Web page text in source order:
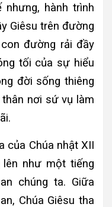
nhưng, hành trình
Giêsu trên đường
đường rải đầy
tối của sự hiểu
đời sống thiêng
nơi sứ vụ làm
của Chúa nhật XII
lên như một tiếng
chúng ta. Giữa
Chúa Giêsu tha